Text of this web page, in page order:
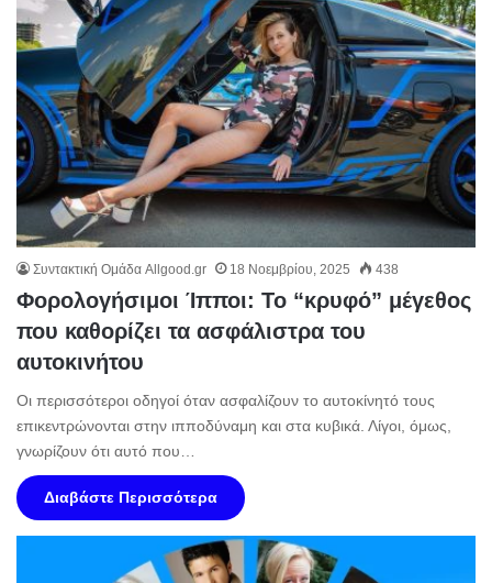
Συντακτική Ομάδα Allgood.gr 18 Νοεμβρίου, 2025 438
Φορολογήσιμοι Ίπποι: Το “κρυφό” μέγεθος
που καθορίζει τα ασφάλιστρα του
αυτοκινήτου
Οι περισσότεροι οδηγοί όταν ασφαλίζουν το αυτοκίνητό τους
επικεντρώνονται στην ιπποδύναμη και στα κυβικά. Λίγοι, όμως,
γνωρίζουν ότι αυτό που…
Διαβάστε Περισσότερα